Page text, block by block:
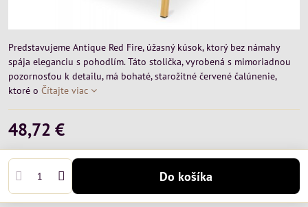
Predstavujeme Antique Red Fire, úžasný kúsok, ktorý bez námahy
spája eleganciu s pohodlím. Táto stolička, vyrobená s mimoriadnou
pozornosťou k detailu, má bohaté, starožitné červené čalúnenie,
ktoré o Čítajte viac
48,72 €
Do košíka